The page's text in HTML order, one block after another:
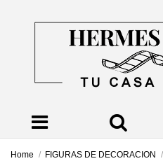
Home FIGURAS DE DECORACION